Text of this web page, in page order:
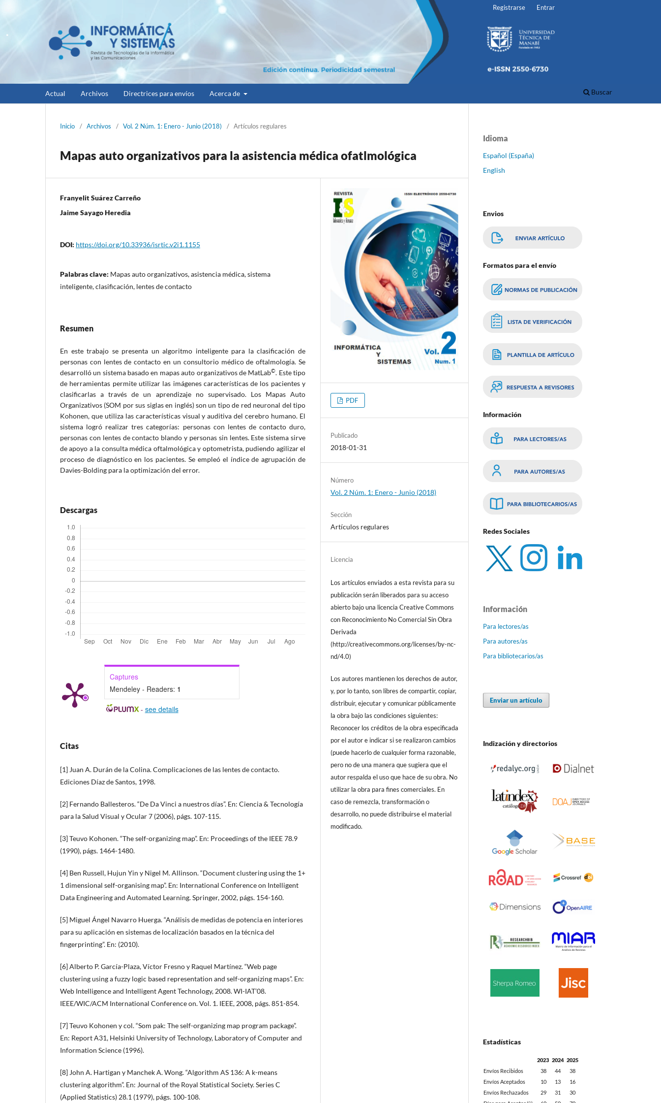
Actual Archivos Directrices para envíos Acerca de Buscar
Registrarse Entrar
Inicio / Archivos / Vol. 2 Núm. 1: Enero - Junio (2018) / Artículos regulares
Mapas auto organizativos para la asistencia médica ofatlmológica
Franyelit Suárez Carreño
Jaime Sayago Heredia
DOI: https://doi.org/10.33936/isrtic.v2i1.1155
Palabras clave: Mapas auto organizativos, asistencia médica, sistema
inteligente, clasificación, lentes de contacto
Resumen
En este trabajo se presenta un algoritmo inteligente para la clasificación de
personas con lentes de contacto en un consultorio médico de oftalmología. Se
desarrolló un sistema basado en mapas auto organizativos de MatLab©. Este tipo
de herramientas permite utilizar las imágenes características de los pacientes y
clasificarlas a través de un aprendizaje no supervisado. Los Mapas Auto
Organizativos (SOM por sus siglas en inglés) son un tipo de red neuronal del tipo
Kohonen, que utiliza las características visual y auditiva del cerebro humano. El
sistema logró realizar tres categorías: personas con lentes de contacto duro,
personas con lentes de contacto blando y personas sin lentes. Este sistema sirve
de apoyo a la consulta médica oftalmológica y optometrista, pudiendo agilizar el
proceso de diagnóstico en los pacientes. Se empleó el índice de agrupación de
Davies-Bolding para la optimización del error.
Descargas
Captures
Mendeley - Readers: 1
- see details
Citas
[1] Juan A. Durán de la Colina. Complicaciones de las lentes de contacto.
Ediciones Díaz de Santos, 1998.
[2] Fernando Ballesteros. “De Da Vinci a nuestros días”. En: Ciencia & Tecnología
para la Salud Visual y Ocular 7 (2006), págs. 107-115.
[3] Teuvo Kohonen. “The self-organizing map”. En: Proceedings of the IEEE 78.9
(1990), págs. 1464-1480.
[4] Ben Russell, Hujun Yin y Nigel M. Allinson. “Document clustering using the 1+
1 dimensional self-organising map”. En: International Conference on Intelligent
Data Engineering and Automated Learning. Springer, 2002, págs. 154-160.
[5] Miguel Ángel Navarro Huerga. “Análisis de medidas de potencia en interiores
para su aplicación en sistemas de localización basados en la técnica del
fingerprinting”. En: (2010).
[6] Alberto P. García-Plaza, Víctor Fresno y Raquel Martínez. “Web page
clustering using a fuzzy logic based representation and self-organizing maps”. En:
Web Intelligence and Intelligent Agent Technology, 2008. WI-IAT’08.
IEEE/WIC/ACM International Conference on. Vol. 1. IEEE, 2008, págs. 851-854.
[7] Teuvo Kohonen y col. “Som pak: The self-organizing map program package”.
En: Report A31, Helsinki University of Technology, Laboratory of Computer and
Information Science (1996).
[8] John A. Hartigan y Manchek A. Wong. “Algorithm AS 136: A k-means
clustering algorithm”. En: Journal of the Royal Statistical Society. Series C
(Applied Statistics) 28.1 (1979), págs. 100-108.
PDF
Publicado
2018-01-31
Número
Vol. 2 Núm. 1: Enero - Junio (2018)
Sección
Artículos regulares
Licencia
Los artículos enviados a esta revista para su
publicación serán liberados para su acceso
abierto bajo una licencia Creative Commons
con Reconocimiento No Comercial Sin Obra
Derivada
(http://creativecommons.org/licenses/by-nc-
nd/4.0)
Los autores mantienen los derechos de autor,
y, por lo tanto, son libres de compartir, copiar,
distribuir, ejecutar y comunicar públicamente
la obra bajo las condiciones siguientes:
Reconocer los créditos de la obra especificada
por el autor e indicar si se realizaron cambios
(puede hacerlo de cualquier forma razonable,
pero no de una manera que sugiera que el
autor respalda el uso que hace de su obra. No
utilizar la obra para fines comerciales. En
caso de remezcla, transformación o
desarrollo, no puede distribuirse el material
modificado.
Idioma
Español (España)
English
Envios
Formatos para el envío
Información
Redes Sociales
Información
Para lectores/as
Para autores/as
Para bibliotecarios/as
Enviar un artículo
Indización y directorios
Estadísticas
2023 2024 2025
Envíos Recibidos
38 44
38
Envíos Aceptados
10 13
16
Envíos Rechazados
29 31
30